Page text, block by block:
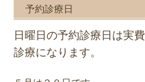
予約診療日
日曜日の予約診療日は実
診療になります。